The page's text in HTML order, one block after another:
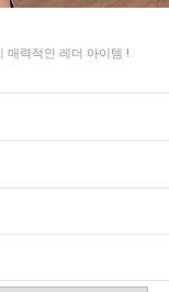
매력적인 레더 아이템 !